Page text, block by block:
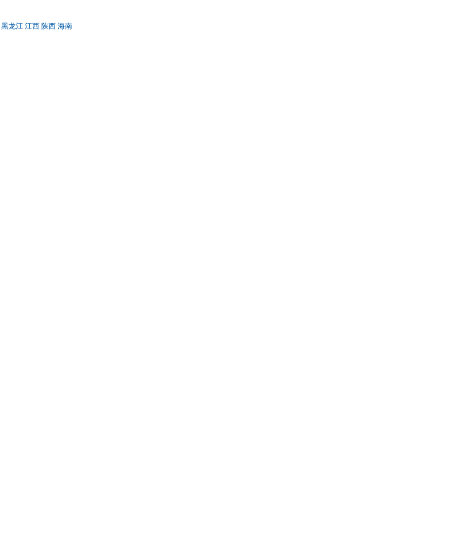
黑龙江 江西 陕西 海南